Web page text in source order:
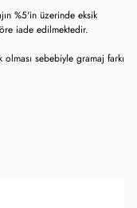
%5'in üzerinde eksik
iade edilmektedir.
sebebiyle gramaj farkı